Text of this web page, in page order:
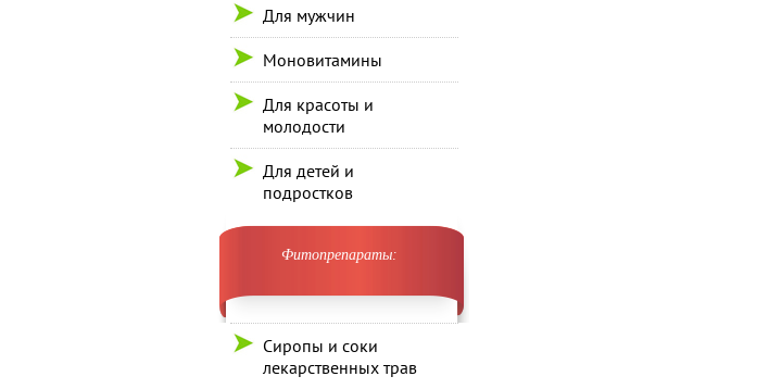
Для мужчин
Моновитамины
Для красоты и
молодости
Для детей и
подростков
Фитопрепараты:
Сиропы и соки
лекарственных трав